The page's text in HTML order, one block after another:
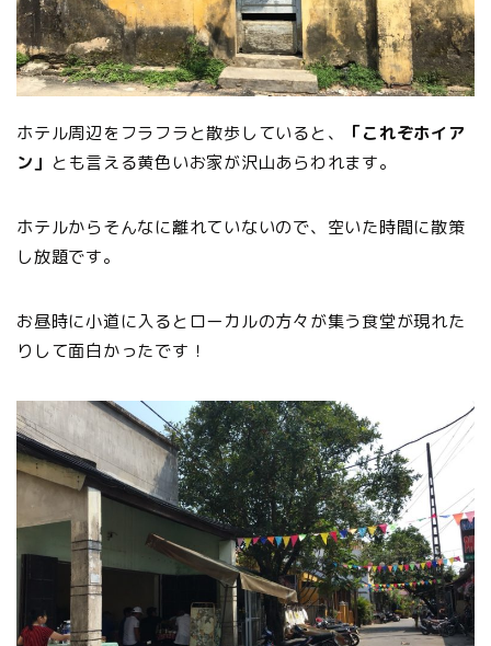
ホテル周辺をフラフラと散歩していると、
「これぞホイア
ン」 とも言える黄色いお家が沢山あらわれます。
ホテルからそんなに離れていないので、空いた時間に散策
し放題です。
お昼時に小道に入るとローカルの方々が集う食堂が現れた
りして面白かったです！